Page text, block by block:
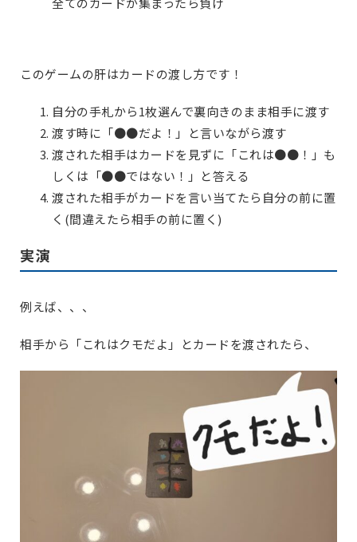
このゲームの肝はカードの渡し方です！
自分の手札から1枚選んで裏向きのまま相手に渡す
渡す時に「●●だよ！」と言いながら渡す
渡された相手はカードを見ずに「これは●●！」も
しくは「●●ではない！」と答える
渡された相手がカードを言い当てたら自分の前に置
く(間違えたら相手の前に置く)
実演
例えば、、、
相手から「これはクモだよ」とカードを渡されたら、